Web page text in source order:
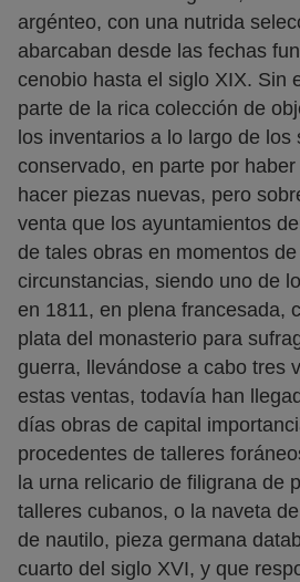
argénteo, con una nutrida
abarcaban desde las fechas
cenobio hasta el siglo XIX. Sin
parte de la rica colección de
los inventarios a lo largo de los
conservado, en parte por
hacer piezas nuevas, pero
venta que los ayuntamientos
de tales obras en momentos
circunstancias, siendo uno de
en 1811, en plena francesada,
plata del monasterio para
guerra, llevándose a cabo tres
estas ventas, todavía han
días obras de capital
procedentes de talleres
la urna relicario de filigrana de
talleres cubanos, o la naveta
de nautilo, pieza germana
cuarto del siglo XVI, y que